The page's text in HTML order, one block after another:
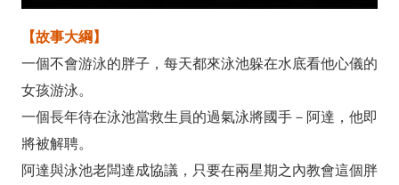
【故事大綱】
一個不會游泳的胖子，每天都來泳池躲在水底看他心儀的
女孩游泳。
一個長年待在泳池當救生員的過氣泳將國手－阿達，他即
將被解聘。
阿達與泳池老闆達成協議，只要在兩星期之內教會這個胖